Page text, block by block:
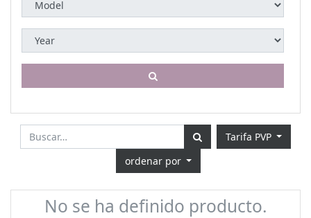
Tarifa PVP
ordenar por
No se ha definido producto.